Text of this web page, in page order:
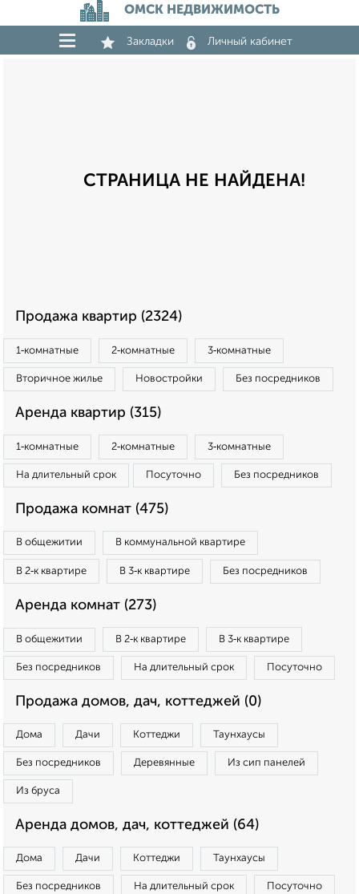
ОМСК НЕДВИЖИМОСТЬ
Закладки Личный кабинет
СТРАНИЦА НЕ НАЙДЕНА!
Продажа квартир (2324)
1‑комнатные 2‑комнатные 3‑комнатные
Вторичное жилье Новостройки Без посредников
Аренда квартир (315)
1‑комнатные 2‑комнатные 3‑комнатные
На длительный срок Посуточно Без посредников
Продажа комнат (475)
В общежитии В коммунальной квартире
В 2‑к квартире В 3‑к квартире Без посредников
Аренда комнат (273)
В общежитии В 2‑к квартире В 3‑к квартире
Без посредников На длительный срок Посуточно
Продажа домов, дач, коттеджей (0)
Дома Дачи Коттеджи Таунхаусы
Без посредников Деревянные Из сип панелей
Из бруса
Аренда домов, дач, коттеджей (64)
Дома Дачи Коттеджи Таунхаусы
Без посредников На длительный срок Посуточно